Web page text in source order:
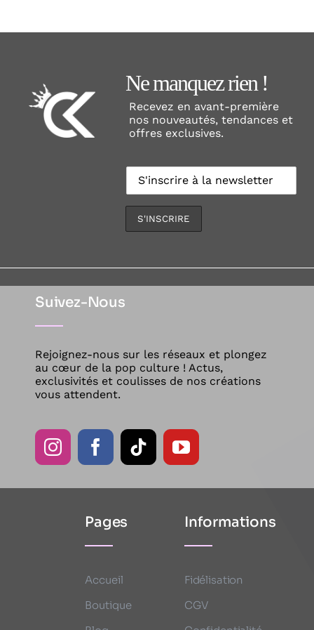
Ne manquez rien !
Recevez en avant-première
nos nouveautés, tendances et
offres exclusives.
Suivez-Nous
Rejoignez-nous sur les réseaux et plongez
au cœur de la pop culture ! Actus,
exclusivités et coulisses de nos créations
vous attendent.
Pages
Accueil
Boutique
Informations
Fidélisation
CGV